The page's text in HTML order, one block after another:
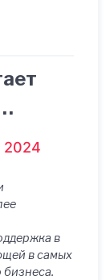
в
2024
в
в самых